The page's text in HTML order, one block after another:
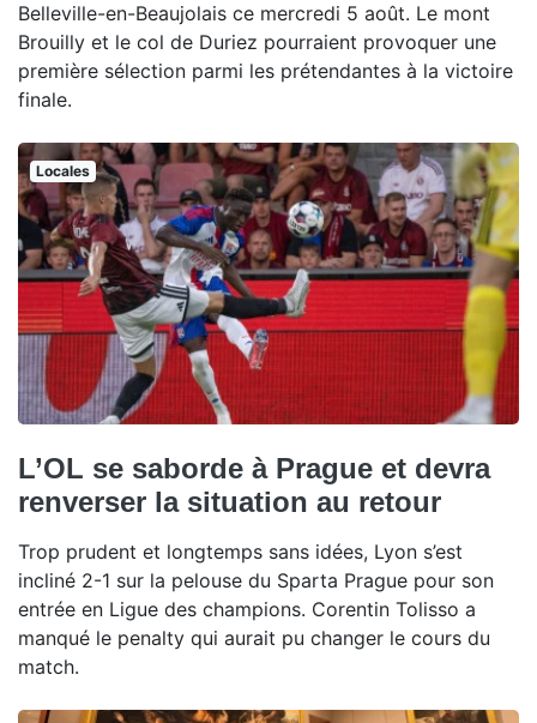
Belleville-en-Beaujolais ce mercredi 5 août. Le mont
Brouilly et le col de Duriez pourraient provoquer une
première sélection parmi les prétendantes à la victoire
finale.
Locales
L’OL se saborde à Prague et devra
renverser la situation au retour
Trop prudent et longtemps sans idées, Lyon s’est
incliné 2-1 sur la pelouse du Sparta Prague pour son
entrée en Ligue des champions. Corentin Tolisso a
manqué le penalty qui aurait pu changer le cours du
match.